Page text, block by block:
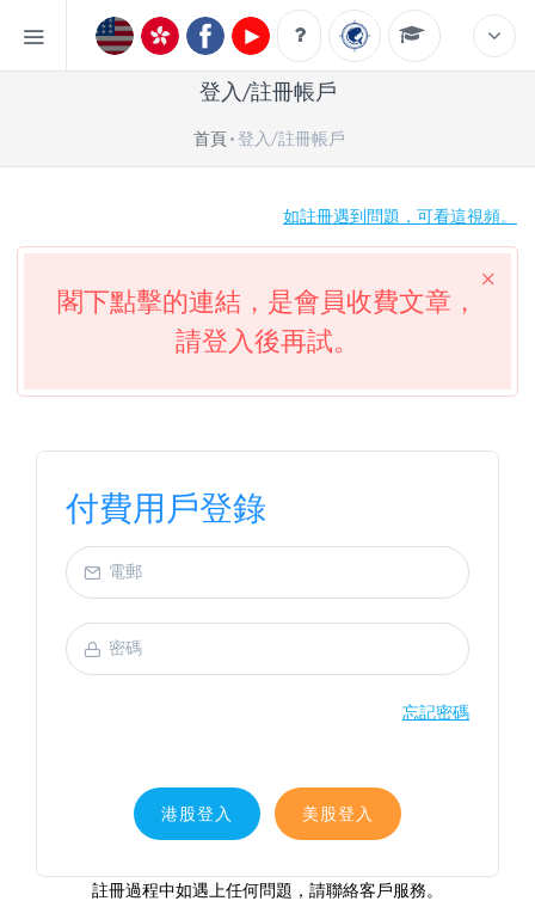
登入/註冊帳戶
首頁 登入/註冊帳戶
如註冊遇到問題，可看這視頻。
閣下點擊的連結，是會員收費文章，
請登入後再試。
付費用戶登錄
忘記密碼
港股登入 美股登入
註冊過程中如遇上任何問題，請聯絡客戶服務。